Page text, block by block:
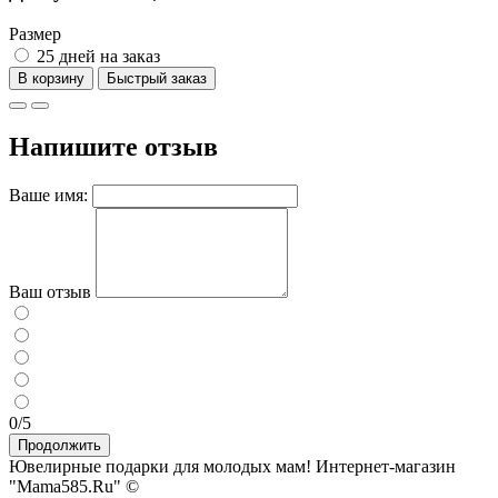
Размер
25 дней на заказ
В корзину
Напишите отзыв
Ваше имя:
Ваш отзыв
0/5
Продолжить
Ювелирные подарки для молодых мам! Интернет-магазин
"Mama585.Ru" ©